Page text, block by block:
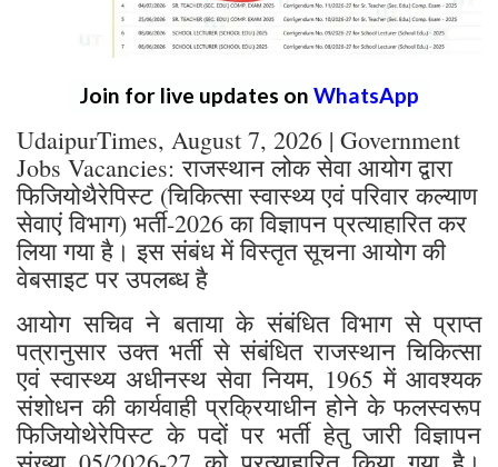
Join for live updates on WhatsApp
UdaipurTimes, August 7, 2026 | Government
Jobs Vacancies: राजस्थान लोक सेवा आयोग द्वारा
फिजियोथैरेपिस्ट (चिकित्सा स्वास्थ्य एवं परिवार कल्याण
सेवाएं विभाग) भर्ती-2026 का विज्ञापन प्रत्याहारित कर
लिया गया है। इस संबंध में विस्तृत सूचना आयोग की
वेबसाइट पर उपलब्ध है
आयोग सचिव ने बताया के संबंधित विभाग से प्राप्त
पत्रानुसार उक्त भर्ती से संबंधित राजस्थान चिकित्सा
एवं स्वास्थ्य अधीनस्थ सेवा नियम, 1965 में आवश्यक
संशोधन की कार्यवाही प्रक्रियाधीन होने के फलस्वरूप
फिजियोथेरेपिस्ट के पदों पर भर्ती हेतु जारी विज्ञापन